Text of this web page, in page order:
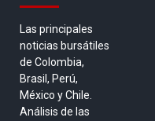
Las principales
noticias bursátiles
de Colombia,
Brasil, Perú,
México y Chile.
Análisis de las